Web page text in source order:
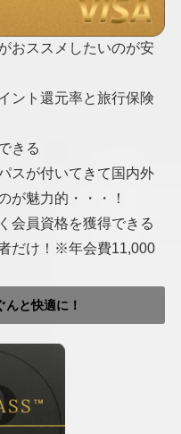
おススメしたいのが安
ント還元率と旅行保険
きる
スが付いてきて国内外
が魅力的・・・！
会員資格を獲得できる
だけ！※年会費11,000
んと快適に！